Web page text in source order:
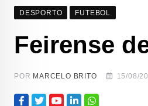
DESPORTO FUTEBOL
Feirense
POR MARCELO BRITO 15/08/